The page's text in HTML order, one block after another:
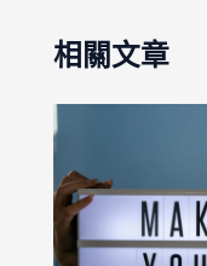
相關文章